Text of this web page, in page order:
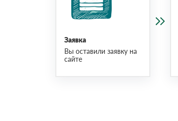
Заявка
Вы оставили заявку на
сайте